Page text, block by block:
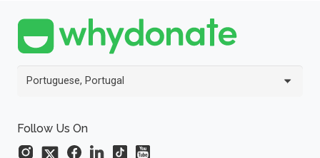
Portuguese, Portugal
Follow Us On